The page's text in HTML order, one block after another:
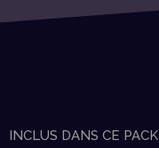
INCLUS DANS CE PACK